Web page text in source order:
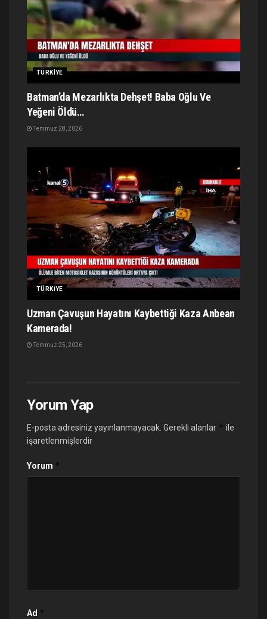
TÜRKIYE
Batman’da Mezarlıkta Dehşet! Baba Oğlu Ve
Yeğeni Öldü…
Temmuz 28, 2026
TÜRKIYE
Uzman Çavuşun Hayatını Kaybettiği Kaza Anbean
Kamerada!
Temmuz 25, 2026
Yorum Yap
E-posta adresiniz yayınlanmayacak. Gerekli alanlar * ile
işaretlenmişlerdir
Yorum *
Ad *